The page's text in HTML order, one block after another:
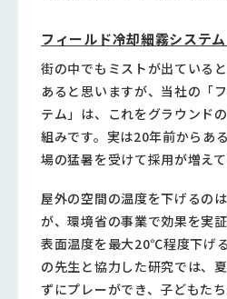
フィールド冷却細霧システム
街の中でもミストが出ている
あると思いますが、当社の「
テム」は、これをグラウンド
組みです。実は20年前からあ
場の猛暑を受けて採用が増えて
屋外の空間の温度を下げるの
が、環境省の事業で効果を実
表面温度を最大20℃程度下げ
の先生と協力した研究では、
ずにプレーができ、子どもた